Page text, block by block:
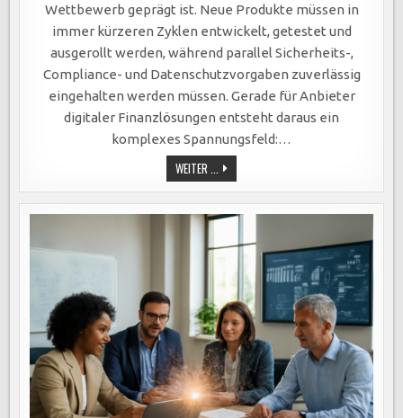
Wettbewerb geprägt ist. Neue Produkte müssen in
immer kürzeren Zyklen entwickelt, getestet und
ausgerollt werden, während parallel Sicherheits-,
Compliance- und Datenschutzvorgaben zuverlässig
eingehalten werden müssen. Gerade für Anbieter
digitaler Finanzlösungen entsteht daraus ein
komplexes Spannungsfeld:…
WEITER ... FINTECHS
IM
WANDEL
–
BPM-
SYSTEME
INNOVATIONSMOTOR